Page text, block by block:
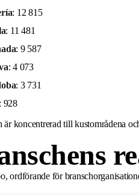
: 12 815
: 11 481
: 9 587
: 4 073
: 3 731
: 928
koncentrerad till kustområdena
ordförande för